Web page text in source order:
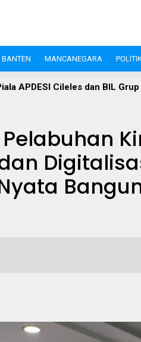
BANTEN MANCANEGARA
Jadi Momentum Bangun